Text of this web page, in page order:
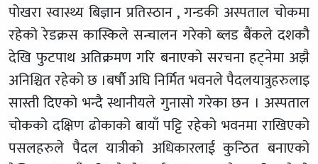
पोखरा स्वास्थ्य बिज्ञान प्रतिस्ठान , गन्डकी अस्पताल चोकमा
रहेको रेडक्रस कास्किले सन्चालन गरेको ब्लड बैंकले दशकौ
देखि फुटपाथ अतिक्रमण गरि बनाएको सरचना हट्नेमा अझै
अनिश्चित रहेको छ ।बर्षौ अघि निर्मित भवनले पैदलयात्रुहरुलाइ
सास्ती दिएको भन्दै स्थानीयले गुनासो गरेका छन । अस्पताल
चोकको दक्षिण ढोकाको बायाँ पट्टि रहेको भवनमा राखिएको
पसलहरुले पैदल यात्रीको अधिकारलाई कुन्ठित बनाएको